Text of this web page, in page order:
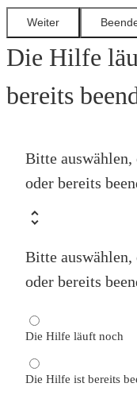
Die Hilfe
bereits
Bitte
oder bereits
Bitte
oder bereits
Die Hilfe läuft noch
Die Hilfe ist bereits